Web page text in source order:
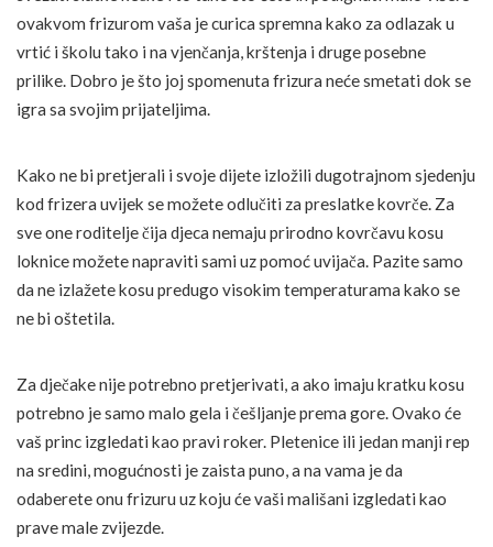
ovakvom frizurom vaša je curica spremna kako za odlazak u
vrtić i školu tako i na vjenčanja, krštenja i druge posebne
prilike. Dobro je što joj spomenuta frizura neće smetati dok se
igra sa svojim prijateljima.
Kako ne bi pretjerali i svoje dijete izložili dugotrajnom sjedenju
kod frizera uvijek se možete odlučiti za preslatke kovrče. Za
sve one roditelje čija djeca nemaju prirodno kovrčavu kosu
loknice možete napraviti sami uz pomoć uvijača. Pazite samo
da ne izlažete kosu predugo visokim temperaturama kako se
ne bi oštetila.
Za dječake nije potrebno pretjerivati, a ako imaju kratku kosu
potrebno je samo malo gela i češljanje prema gore. Ovako će
vaš princ izgledati kao pravi roker. Pletenice ili jedan manji rep
na sredini, mogućnosti je zaista puno, a na vama je da
odaberete onu frizuru uz koju će vaši mališani izgledati kao
prave male zvijezde.